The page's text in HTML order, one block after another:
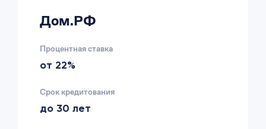
Дом.РФ
Процентная ставка
от 22%
Срок кредитования
до 30 лет